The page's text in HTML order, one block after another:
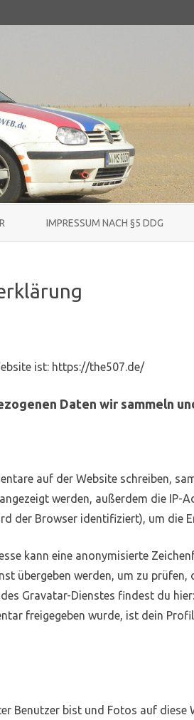
IMPRESSUM NACH §5 DDG
ist: https://the507.de/
Daten wir sammeln
auf der Website schreiben,
werden, außerdem die IP-
der Browser identifiziert), um die
kann eine anonymisierte
übergeben werden, um zu prüfen,
Gravatar-Dienstes findest du
freigegeben wurde, ist dein
Benutzer bist und Fotos auf diese